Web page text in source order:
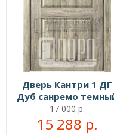
Дверь Кантри 1 ДГ
Дуб санремо
17 000 р.
15 288 р.